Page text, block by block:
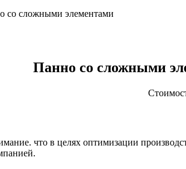
со сложными элементами
Панно со сложными
что в целях оптимизации